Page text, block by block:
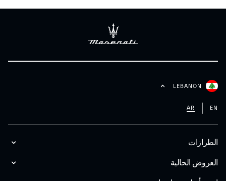
الطرازات
العروض الحالية
LEBANON
EN
AR